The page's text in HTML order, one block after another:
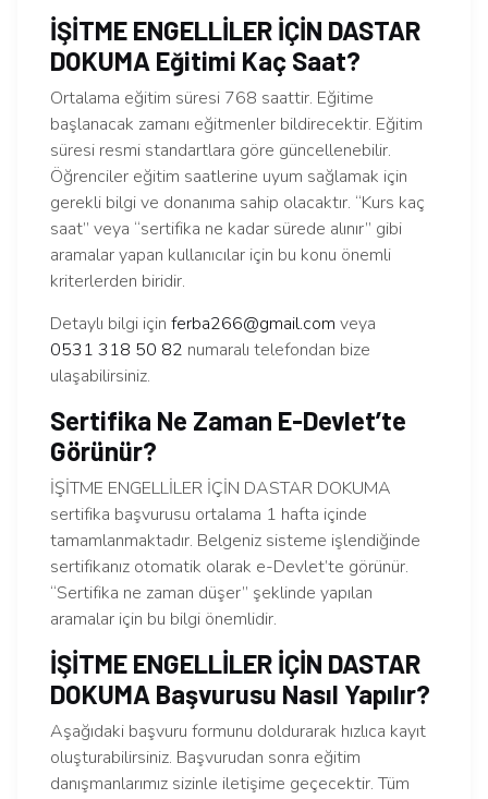
İŞİTME ENGELLİLER İÇİN DASTAR
DOKUMA Eğitimi Kaç Saat?
Ortalama eğitim süresi 768 saattir. Eğitime
başlanacak zamanı eğitmenler bildirecektir. Eğitim
süresi resmi standartlara göre güncellenebilir.
Öğrenciler eğitim saatlerine uyum sağlamak için
gerekli bilgi ve donanıma sahip olacaktır. “Kurs kaç
saat” veya “sertifika ne kadar sürede alınır” gibi
aramalar yapan kullanıcılar için bu konu önemli
kriterlerden biridir.
Detaylı bilgi için ferba266@gmail.com veya
0531 318 50 82 numaralı telefondan bize
ulaşabilirsiniz.
Sertifika Ne Zaman E-Devlet’te
Görünür?
İŞİTME ENGELLİLER İÇİN DASTAR DOKUMA
sertifika başvurusu ortalama 1 hafta içinde
tamamlanmaktadır. Belgeniz sisteme işlendiğinde
sertifikanız otomatik olarak e-Devlet’te görünür.
“Sertifika ne zaman düşer” şeklinde yapılan
aramalar için bu bilgi önemlidir.
İŞİTME ENGELLİLER İÇİN DASTAR
DOKUMA Başvurusu Nasıl Yapılır?
Aşağıdaki başvuru formunu doldurarak hızlıca kayıt
oluşturabilirsiniz. Başvurudan sonra eğitim
danışmanlarımız sizinle iletişime geçecektir. Tüm